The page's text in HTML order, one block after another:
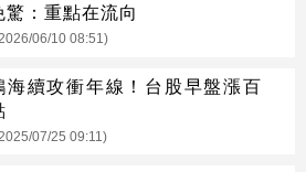
驚：重點在流向
06/10 08:51)
海續攻衝年線！台股早盤漲百
07/25 09:11)